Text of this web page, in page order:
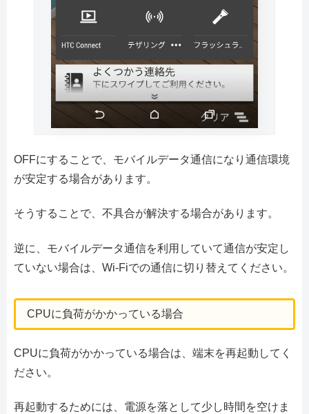
OFFにすることで、モバイルデータ通信になり通信環境
が安定する場合があります。
そうすることで、不具合が解決する場合があります。
逆に、モバイルデータ通信を利用していて通信が安定し
ていない場合は、Wi-Fiでの通信に切り替えてください。
CPUに負荷がかかっている場合
CPUに負荷がかかっている場合は、端末を再起動してく
ださい。
再起動するためには、電源を落として少し時間を空けま